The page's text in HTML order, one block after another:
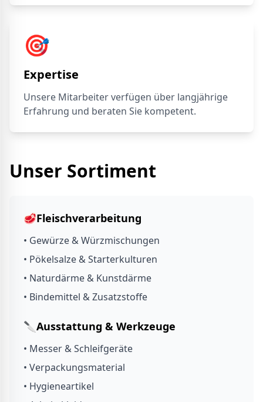
🎯
Expertise
Unsere Mitarbeiter verfügen über langjährige
Erfahrung und beraten Sie kompetent.
Unser Sortiment
🥩Fleischverarbeitung
• Gewürze & Würzmischungen
• Pökelsalze & Starterkulturen
• Naturdärme & Kunstdärme
• Bindemittel & Zusatzstoffe
🔪Ausstattung & Werkzeuge
• Messer & Schleifgeräte
• Verpackungsmaterial
• Hygieneartikel